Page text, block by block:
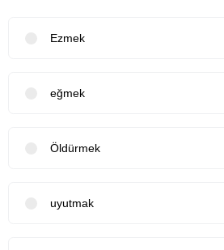
Ezmek
eğmek
Öldürmek
uyutmak